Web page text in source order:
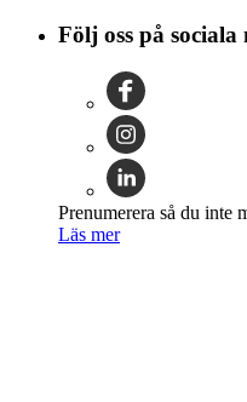
Följ oss på sociala
Prenumerera så du inte
Läs mer